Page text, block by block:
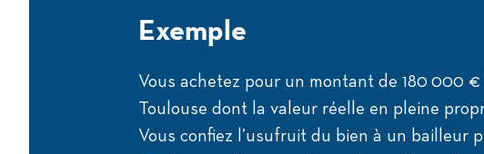
Exemple
Vous achetez pour un montant de 180 000
Toulouse dont la valeur réelle en pleine
Vous confiez l’usufruit du bien à un bailleur